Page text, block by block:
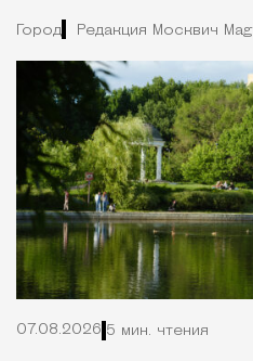
Город Редакция Москвич Mag
07.08.2026 5 мин. чтения